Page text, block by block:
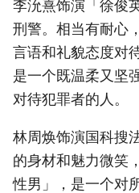
李沇熹饰演「徐俊
刑警。相当有耐心
言语和礼貌态度对
是一个既温柔又坚
对待犯罪者的人。
林周焕饰演国科搜
的身材和魅力微笑
性男」，是一个对